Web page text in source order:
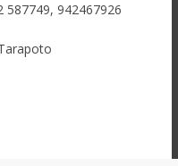
587749, 942467926